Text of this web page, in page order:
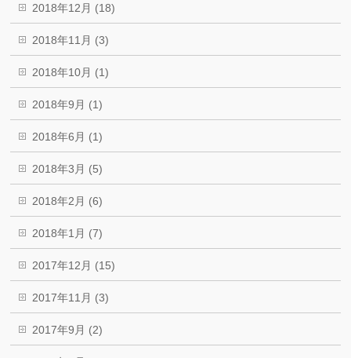
2018年12月 (18)
2018年11月 (3)
2018年10月 (1)
2018年9月 (1)
2018年6月 (1)
2018年3月 (5)
2018年2月 (6)
2018年1月 (7)
2017年12月 (15)
2017年11月 (3)
2017年9月 (2)